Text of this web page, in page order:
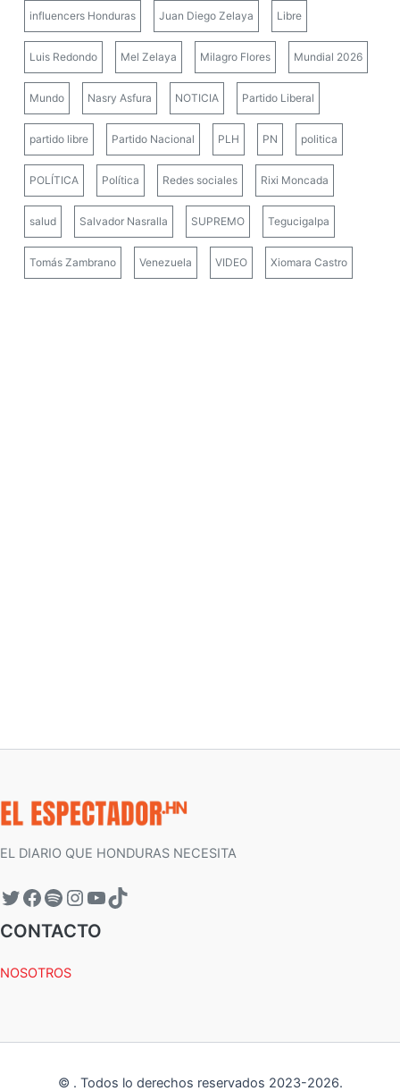
influencers Honduras Juan Diego Zelaya Libre
Luis Redondo Mel Zelaya Milagro Flores Mundial 2026
Mundo Nasry Asfura NOTICIA Partido Liberal
partido libre Partido Nacional PLH PN politica
POLÍTICA Política Redes sociales Rixi Moncada
salud Salvador Nasralla SUPREMO Tegucigalpa
Tomás Zambrano Venezuela VIDEO Xiomara Castro
EL DIARIO QUE HONDURAS NECESITA
CONTACTO
NOSOTROS
© . Todos lo derechos reservados 2023-2026.